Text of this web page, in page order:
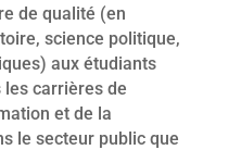
de qualité (en
science politique,
aux étudiants
les carrières de
et de la
le secteur public que